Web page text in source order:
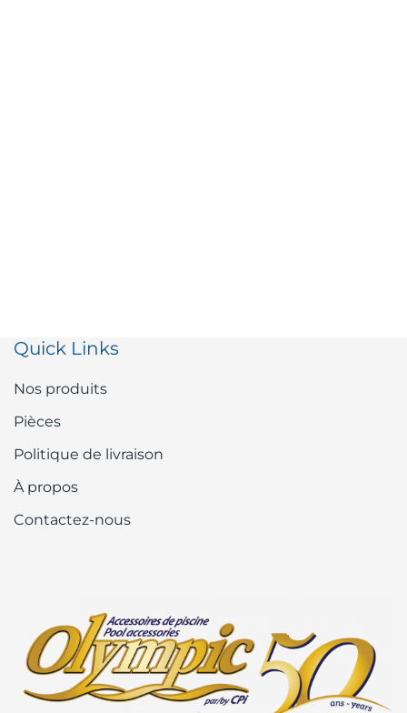
Quick Links
Nos produits
Pièces
Politique de livraison
À propos
Contactez-nous